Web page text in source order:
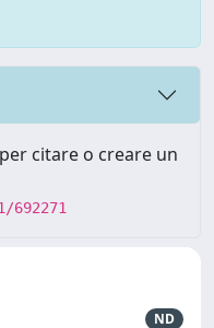
citare o creare un
ND